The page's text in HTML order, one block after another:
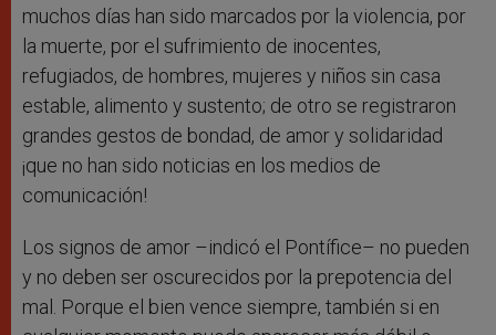
muchos días han sido marcados por la violencia, por
la muerte, por el sufrimiento de inocentes,
refugiados, de hombres, mujeres y niños sin casa
estable, alimento y sustento; de otro se registraron
grandes gestos de bondad, de amor y solidaridad
¡que no han sido noticias en los medios de
comunicación!
Los signos de amor –indicó el Pontífice– no pueden
y no deben ser oscurecidos por la prepotencia del
mal. Porque el bien vence siempre, también si en